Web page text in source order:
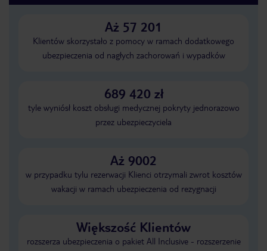
Aż 57 201
Klientów skorzystało z pomocy w ramach dodatkowego
ubezpieczenia od nagłych zachorowań i wypadków
689 420 zł
tyle wyniósł koszt obsługi medycznej pokryty jednorazowo
przez ubezpieczyciela
Aż 9002
w przypadku tylu rezerwacji Klienci otrzymali zwrot kosztów
wakacji w ramach ubezpieczenia od rezygnacji
Większość Klientów
rozszerza ubezpieczenia o pakiet All Inclusive - rozszerzenie